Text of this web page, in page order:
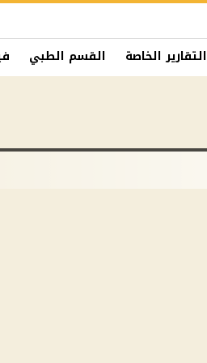
التقارير الخاصة القسم الطبي